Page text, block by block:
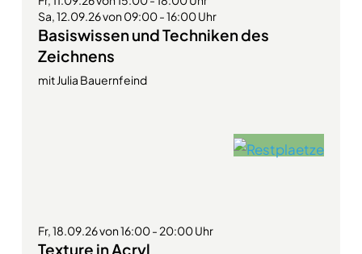
Sa, 12.09.26 von 09:00 - 16:00 Uhr
Basiswissen und Techniken des
Zeichnens
mit Julia Bauernfeind
Fr, 18.09.26 von 16:00 - 20:00 Uhr
Texture in Acryl